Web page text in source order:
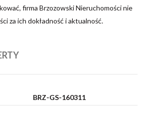
firma Brzozowski Nieruchomości nie
za ich dokładność i aktualność.
BRZ-GS-160311